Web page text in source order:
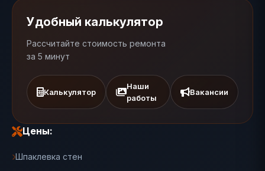
Удобный калькулятор
Рассчитайте стоимость ремонта
за 5 минут
Калькулятор
Наши
работы
Вакансии
Цены:
Шпаклевка стен